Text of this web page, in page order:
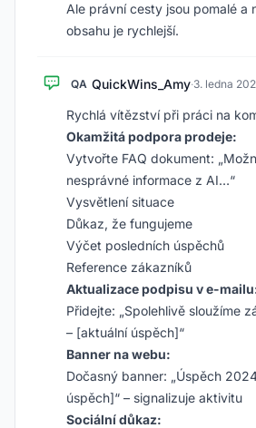
Ale právní cesty jsou pomalé a
obsahu je rychlejší.
QA QuickWins_Amy·3. ledna
Rychlá vítězství při práci na
Okamžitá podpora prodeje:
Vytvořte FAQ dokument:
nesprávné informace z AI…“
Vysvětlení situace
Důkaz, že fungujeme
Výčet posledních úspěchů
Reference zákazníků
Aktualizace podpisu v e-
Přidejte: „Spolehlivě sloužíme
– [aktuální úspěch]“
Banner na webu:
Dočasný banner: „Úspěch
úspěch]“ – signalizuje aktivitu
Sociální důkaz: